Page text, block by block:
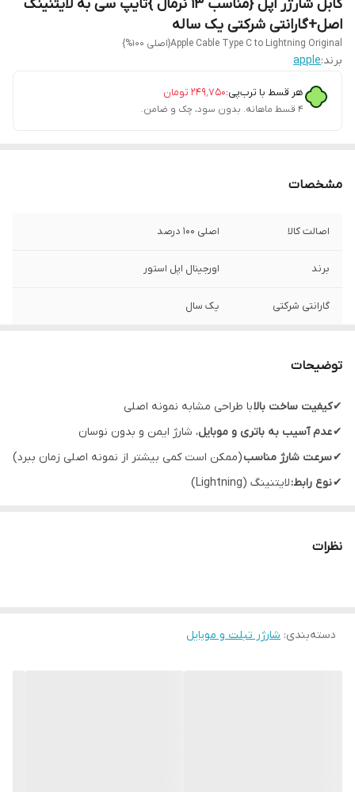
کابل شارژر اپل {مناسب 13 نرمال }تایپ سی به لایتنینگ
اصل+گارانتی شرکتی یک ساله
Apple Cable Type C to Lightning Original{اصلی 100%}
برند:apple
هر قسط با ترب‌پی:۲۴۹٬۷۵۰ تومان
۴ قسط ماهانه. بدون سود، چک و ضامن.
مشخصات
اصالت کالا اصلی 100 درصد
برند اورجینال اپل استور
گارانتی شرکتی یک سال
توضیحات
✔کیفیت ساخت بالابا طراحی مشابه نمونه اصلی
✔عدم آسیب به باتری و موبایل، شارژ ایمن و بدون نوسان
✔سرعت شارژ مناسب(ممکن است کمی بیشتر از نمونه اصلی زمان ببرد)
✔نوع رابط:لایتنینگ (Lightning)
نظرات
دسته‌بندی: شارژر تبلت و موبایل